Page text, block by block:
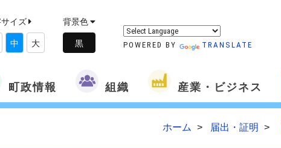
イズ
中 大
背景色
POWERED BY TRANSLATE
町政情報 組織 産業・ビジネス
ホーム 届出・証明